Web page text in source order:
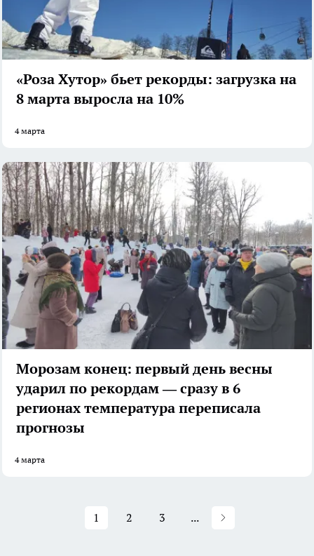
«Роза Хутор» бьет рекорды: загрузка на
8 марта выросла на 10%
4 марта
Морозам конец: первый день весны
ударил по рекордам — сразу в 6
регионах температура переписала
прогнозы
4 марта
1 2 3 ...